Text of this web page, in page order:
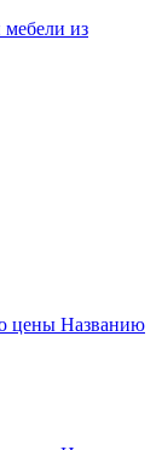
из
цены Названию